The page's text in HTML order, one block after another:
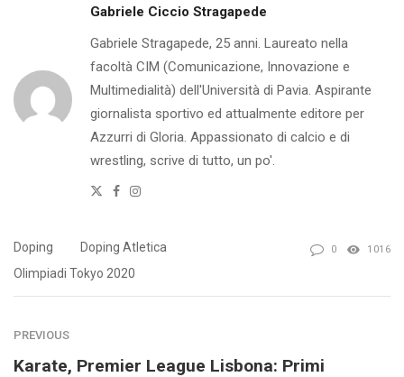
Gabriele Ciccio Stragapede
Gabriele Stragapede, 25 anni. Laureato nella
facoltà CIM (Comunicazione, Innovazione e
Multimedialità) dell'Università di Pavia. Aspirante
giornalista sportivo ed attualmente editore per
Azzurri di Gloria. Appassionato di calcio e di
wrestling, scrive di tutto, un po'.
Twitter
Facebook
Instagram
Doping
Doping Atletica
Olimpiadi Tokyo 2020
0 1016
PREVIOUS
Karate, Premier League Lisbona: Primi